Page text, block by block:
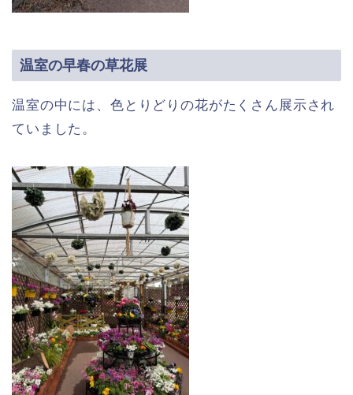
温室の早春の草花展
温室の中には、色とりどりの花がたくさん展示され
ていました。